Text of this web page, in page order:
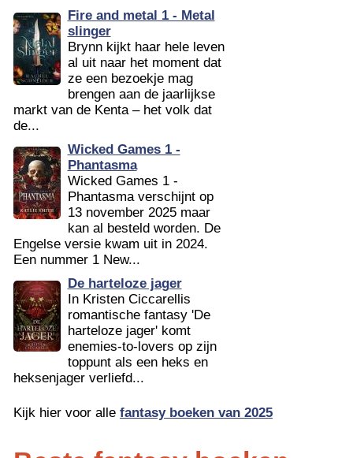
Fire and metal 1 - Metal
slinger
Brynn kijkt haar hele leven
al uit naar het moment dat
ze een bezoekje mag
brengen aan de jaarlijkse
markt van de Kenta – het volk dat
de...
Wicked Games 1 -
Phantasma
Wicked Games 1 -
Phantasma verschijnt op
13 november 2025 maar
kan al besteld worden. De
Engelse versie kwam uit in 2024.
Een nummer 1 New...
De harteloze jager
In Kristen Ciccarellis
romantische fantasy 'De
harteloze jager' komt
enemies-to-lovers op zijn
toppunt als een heks en
heksenjager verliefd...
Kijk hier voor alle fantasy boeken van 2025